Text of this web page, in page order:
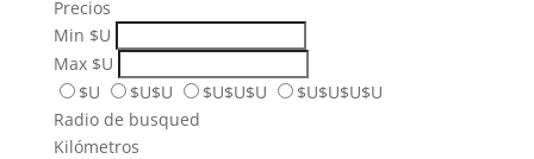
Precios
Min $U
Max $U
$U
$U$U $U$U$U
$U$U$U$U
Radio de busqued
Kilómetros